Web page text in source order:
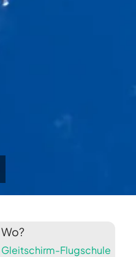
Wo?
Gleitschirm-Flugschule